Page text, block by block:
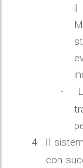
il
·
4. Il
con